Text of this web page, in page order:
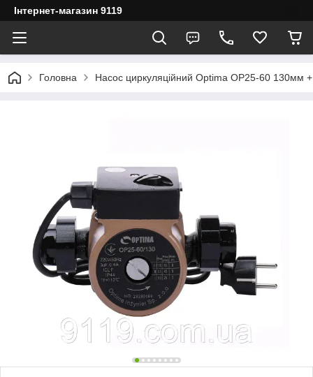
Інтернет-магазин 9119
Головна Насос циркуляційний Optima OP25-60 130мм